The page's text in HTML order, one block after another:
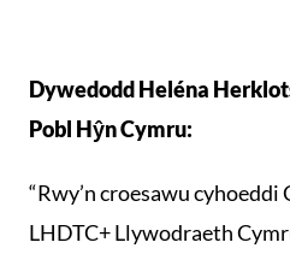
Dywedodd Heléna
Pobl Hŷn Cymru:
“Rwy’n croesawu
LHDTC+ Llywodraeth